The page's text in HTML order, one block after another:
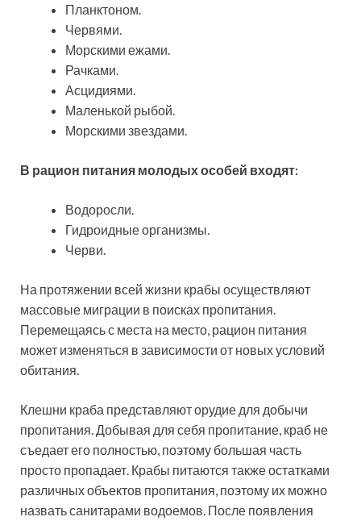
Планктоном.
Червями.
Морскими ежами.
Рачками.
Асцидиями.
Маленькой рыбой.
Морскими звездами.
В рацион питания молодых особей входят:
Водоросли.
Гидроидные организмы.
Черви.
На протяжении всей жизни крабы осуществляют
массовые миграции в поисках пропитания.
Перемещаясь с места на место, рацион питания
может изменяться в зависимости от новых условий
обитания.
Клешни краба представляют орудие для добычи
пропитания. Добывая для себя пропитание, краб не
съедает его полностью, поэтому большая часть
просто пропадает. Крабы питаются также остатками
различных объектов пропитания, поэтому их можно
назвать санитарами водоемов. После появления